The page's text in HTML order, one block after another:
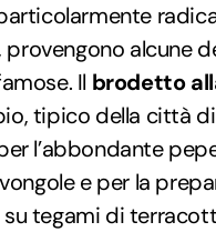
alcune
Il brodetto
tipico della città
l’abbondante
vongole e per la
tegami di